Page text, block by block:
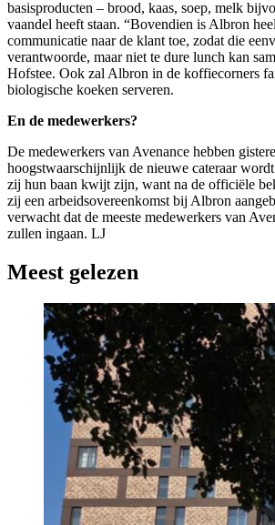
basisproducten – brood, kaas, soep, melk
vaandel heeft staan. “Bovendien is Albron
communicatie naar de klant toe, zodat die
verantwoorde, maar niet te dure lunch kan
Hofstee. Ook zal Albron in de koffiecorners
biologische koeken serveren.
En de medewerkers?
De medewerkers van Avenance hebben
hoogstwaarschijnlijk de nieuwe cateraar
zij hun baan kwijt zijn, want na de officiële
zij een arbeidsovereenkomst bij Albron
verwacht dat de meeste medewerkers van
zullen ingaan. LJ
Meest gelezen